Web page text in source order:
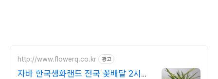
http://www.flowerq.co.kr 광고
자바 한국생화랜드 전국 꽃배달 2시간